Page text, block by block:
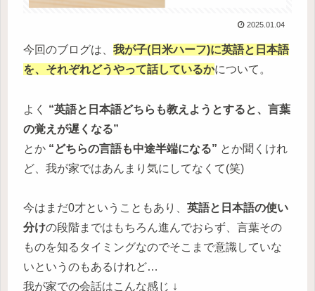
2025.01.04
今回のブログは、 我が子(日米ハーフ)に英語と日本語
を、それぞれどうやって話しているかについて。
よく
“英語と日本語どちらも教えようとすると、言葉
の覚えが遅くなる”
とか “どちらの言語も中途半端になる” とか聞くけれ
ど、我が家ではあんまり気にしてなくて(笑)
今はまだ0才ということもあり、 英語と日本語の使い
分けの段階まではもちろん進んでおらず、言葉その
ものを知るタイミングなのでそこまで意識していな
いというのもあるけれど…
我が家での会話はこんな感じ ↓